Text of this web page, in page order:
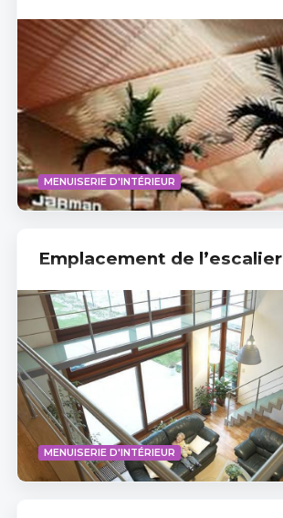
MENUISERIE D'INTÉRIEUR
Emplacement de l’escalier
MENUISERIE D'INTÉRIEUR